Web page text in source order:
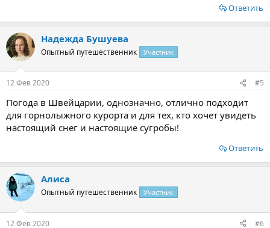
Ответить
Надежда Бушуева
Опытный путешественник Участник
12 Фев 2020 #5
Погода в Швейцарии, однозначно, отлично подходит
для горнолыжного курорта и для тех, кто хочет увидеть
настоящий снег и настоящие сугробы!
Ответить
Алиса
Опытный путешественник Участник
12 Фев 2020 #6